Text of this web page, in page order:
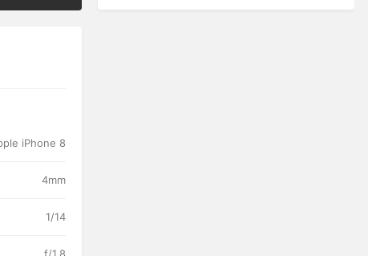
iPhone 8
4mm
1/14
f/1.8